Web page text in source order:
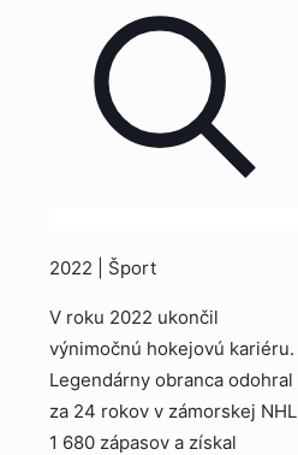
2022 | Šport
V roku 2022 ukončil
výnimočnú hokejovú kariéru.
Legendárny obranca odohral
za 24 rokov v zámorskej NHL
1 680 zápasov a získal